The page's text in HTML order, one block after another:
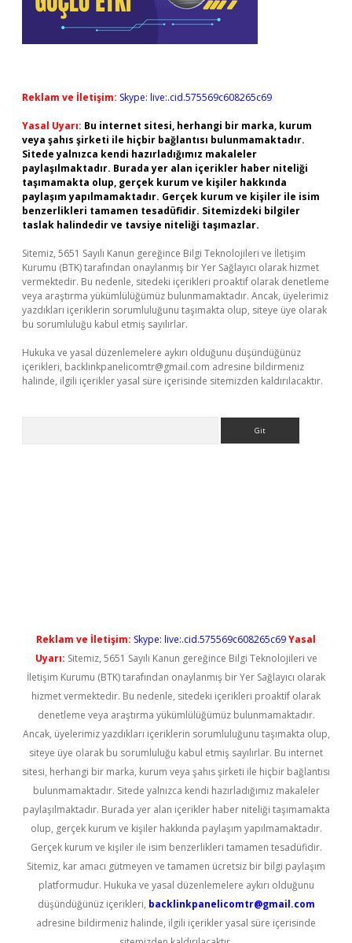
Reklam ve İletişim: Skype: live:.cid.575569c608265c69
Yasal Uyarı: Bu internet sitesi, herhangi bir marka, kurum
veya şahıs şirketi ile hiçbir bağlantısı bulunmamaktadır.
Sitede yalnızca kendi hazırladığımız makaleler
paylaşılmaktadır. Burada yer alan içerikler haber niteliği
taşımamakta olup, gerçek kurum ve kişiler hakkında
paylaşım yapılmamaktadır. Gerçek kurum ve kişiler ile isim
benzerlikleri tamamen tesadüfidir. Sitemizdeki bilgiler
taslak halindedir ve tavsiye niteliği taşımazlar.
Sitemiz, 5651 Sayılı Kanun gereğince Bilgi Teknolojileri ve İletişim
Kurumu (BTK) tarafından onaylanmış bir Yer Sağlayıcı olarak hizmet
vermektedir. Bu nedenle, sitedeki içerikleri proaktif olarak denetleme
veya araştırma yükümlülüğümüz bulunmamaktadır. Ancak, üyelerimiz
yazdıkları içeriklerin sorumluluğunu taşımakta olup, siteye üye olarak
bu sorumluluğu kabul etmiş sayılırlar.
Hukuka ve yasal düzenlemelere aykırı olduğunu düşündüğünüz
içerikleri, backlinkpanelicomtr@gmail.com adresine bildirmeniz
halinde, ilgili içerikler yasal süre içerisinde sitemizden kaldırılacaktır.
Reklam ve İletişim: Skype: live:.cid.575569c608265c69Yasal
Uyarı: Sitemiz, 5651 Sayılı Kanun gereğince Bilgi Teknolojileri ve
İletişim Kurumu (BTK) tarafından onaylanmış bir Yer Sağlayıcı olarak
hizmet vermektedir. Bu nedenle, sitedeki içerikleri proaktif olarak
denetleme veya araştırma yükümlülüğümüz bulunmamaktadır.
Ancak, üyelerimiz yazdıkları içeriklerin sorumluluğunu taşımakta olup,
siteye üye olarak bu sorumluluğu kabul etmiş sayılırlar. Bu internet
sitesi, herhangi bir marka, kurum veya şahıs şirketi ile hiçbir bağlantısı
bulunmamaktadır. Sitede yalnızca kendi hazırladığımız makaleler
paylaşılmaktadır. Burada yer alan içerikler haber niteliği taşımamakta
olup, gerçek kurum ve kişiler hakkında paylaşım yapılmamaktadır.
Gerçek kurum ve kişiler ile isim benzerlikleri tamamen tesadüfidir.
Sitemiz, kar amacı gütmeyen ve tamamen ücretsiz bir bilgi paylaşım
platformudur. Hukuka ve yasal düzenlemelere aykırı olduğunu
düşündüğünüz içerikleri, backlinkpanelicomtr@gmail.com
adresine bildirmeniz halinde, ilgili içerikler yasal süre içerisinde